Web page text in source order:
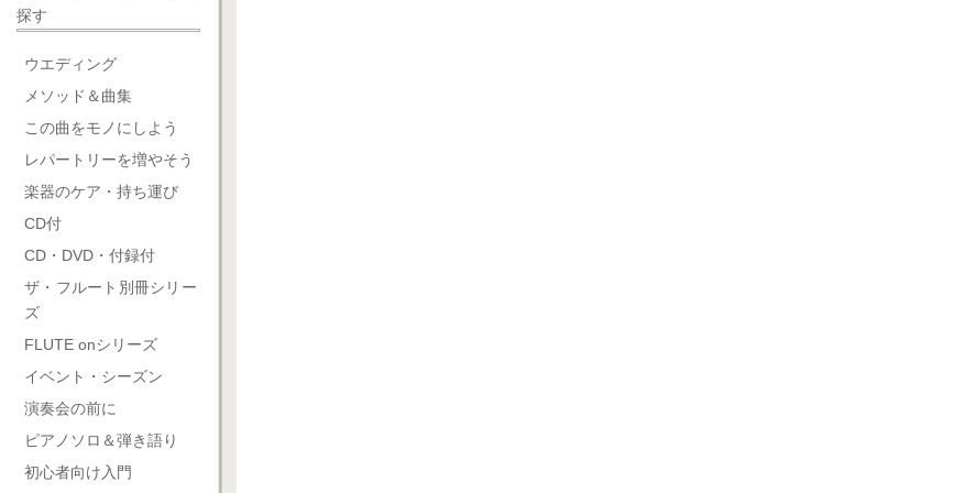
探す
ウエディング
メソッド＆曲集
この曲をモノにしよう
レパートリーを増やそう
楽器のケア・持ち運び
CD付
CD・DVD・付録付
ザ・フルート別冊シリー
ズ
FLUTE onシリーズ
イベント・シーズン
演奏会の前に
ピアノソロ＆弾き語り
初心者向け入門